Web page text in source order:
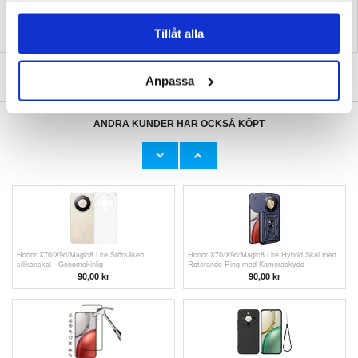
Tillåt alla
Anpassa
ANDRA KUNDER HAR OCKSÅ KÖPT
Honor Play 60A Stötsäkert silikonskal -
Honor X70/X9d/Magic8 Lite Stötsäkert
silikonskal - Genomskinlig
90,00 kr
Honor X70/X9d/Magic8 Lite Hybrid Skal med
Roterande Ring med Kameraskydd
90,00 kr